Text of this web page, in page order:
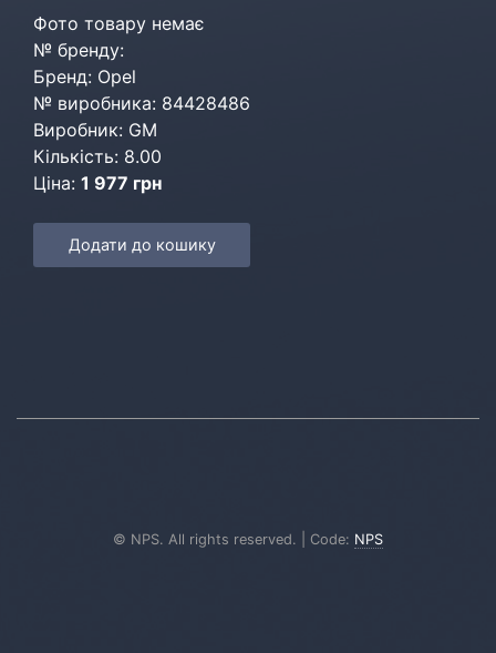
Фото товару немає
№ бренду:
Бренд: Opel
№ виробника: 84428486
Виробник: GM
Кількість: 8.00
Ціна: 1 977 грн
Додати до кошику
© NPS. All rights reserved. | Code: NPS